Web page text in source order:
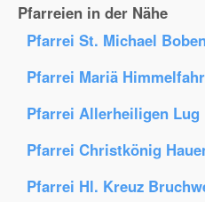
Pfarreien in der Nähe
Pfarrei St. Michael
Pfarrei Mariä
Pfarrei Allerheiligen Lug
Pfarrei Christkönig
Pfarrei Hl. Kreuz